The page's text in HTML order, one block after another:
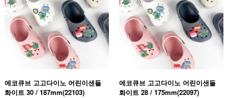
에코큐브 고고다이노 어린이샌들
화이트 30 / 187mm(22103)
에코큐브 고고다이노 어린이샌들
화이트 28 / 175mm(22097)